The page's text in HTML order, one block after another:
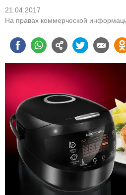
21.04.2017
На правах коммерческой